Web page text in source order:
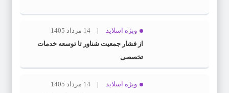
ویژه اسلاید
14 مرداد 1405
از فشار جمعیت شناور تا توسعه خدمات
تخصصی
ویژه اسلاید
14 مرداد 1405